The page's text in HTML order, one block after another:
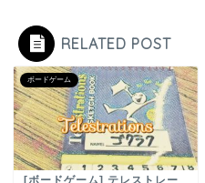
RELATED POST
ボードゲーム
[ボードゲーム] テレストレー